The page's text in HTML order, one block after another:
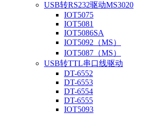
USB转RS232驱动MS3020
IOT5075
IOT5081
IOT5086SA
IOT5092（MS）
IOT5087（MS）
USB转TTL串口线驱动
DT-6552
DT-6553
DT-6554
DT-6555
IOT5093